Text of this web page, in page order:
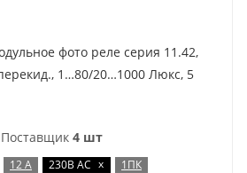
фото реле серия 11.42,
1…80/20…1000 Люкс, 5
Поставщик 4 шт
12 А 230В AC x 1ПК